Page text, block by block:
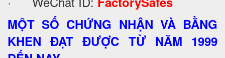
MỘT SỐ CHỨNG NHẬN VÀ BẰNG
KHEN ĐẠT ĐƯỢC TỪ NĂM 1999